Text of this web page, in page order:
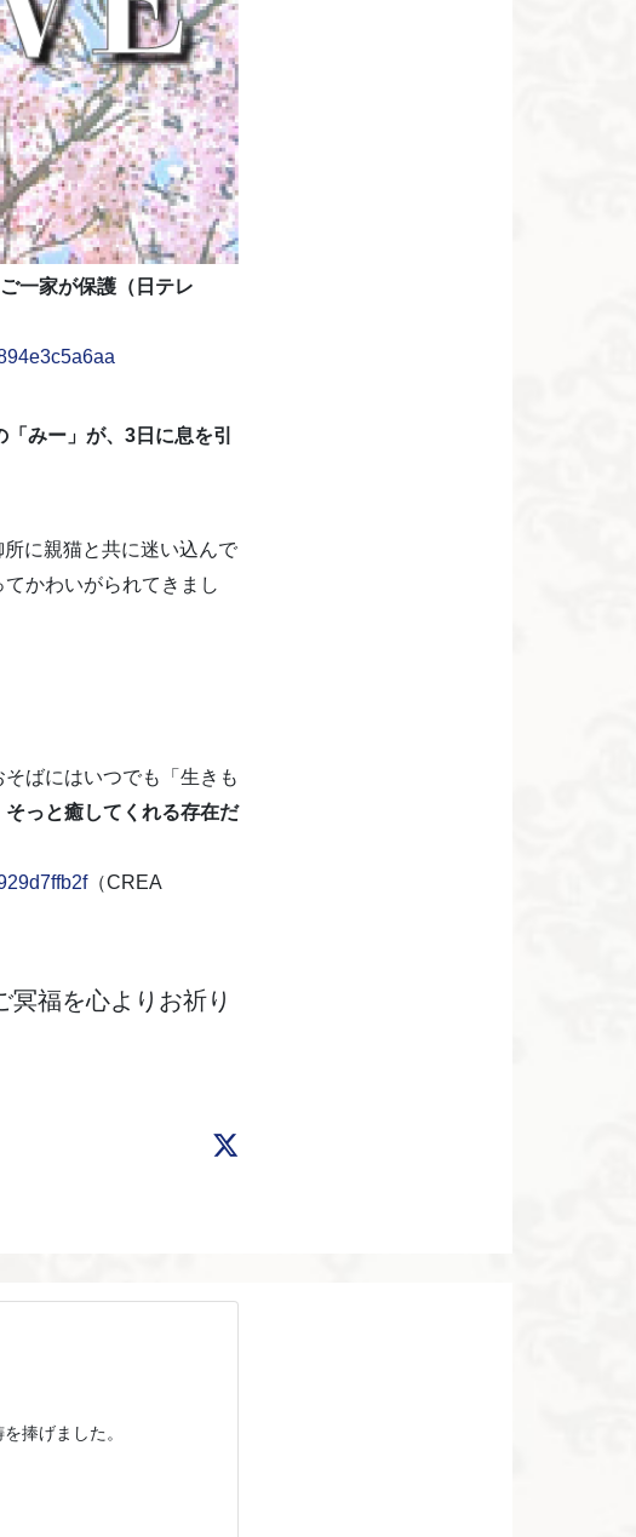
一家が保護（日テレ
みー」が、3日に息を引
に親猫と共に迷い込んで
かわいがられてきまし
ばにはいつでも「生きも
っと癒してくれる存在だ
（CREA
冥福を心よりお祈り
捧げました。